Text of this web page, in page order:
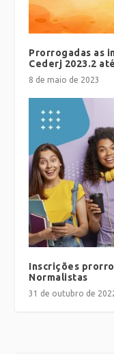
Prorrogadas as
Cederj 2023.2
8 de maio de 2023
Inscrições
Normalistas
31 de outubro de